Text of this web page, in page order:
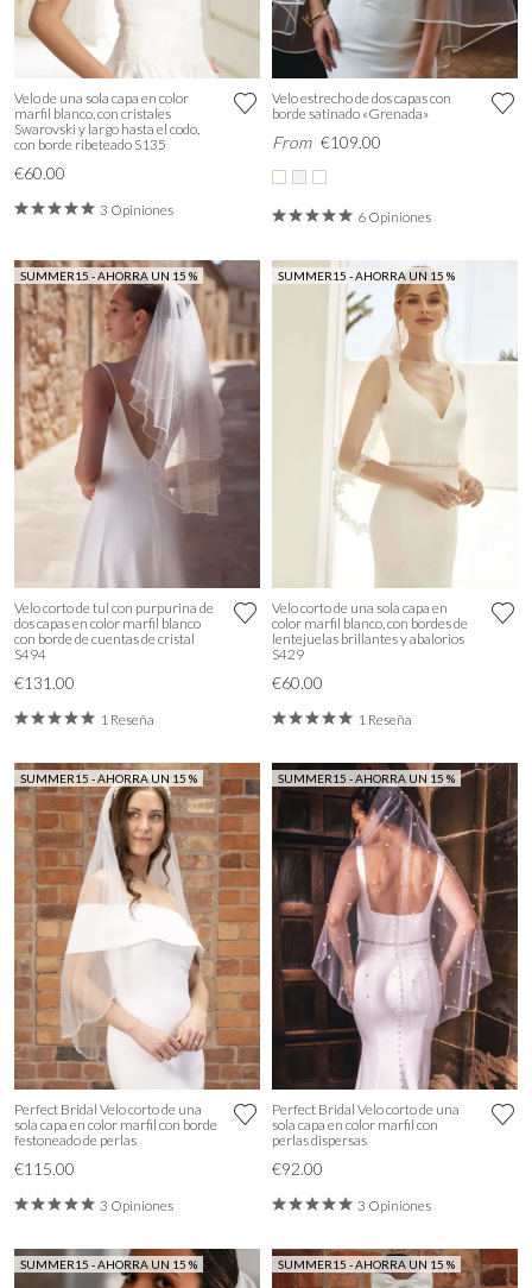
Velo de una sola capa en color
marfil blanco, con cristales
Swarovski y largo hasta el codo,
con borde ribeteado S135
€60.00
3 Opiniones
Velo estrecho de dos capas con
borde satinado «Grenada»
From €109.00
6 Opiniones
SUMMER15 - AHORRA UN 15 %
Velo corto de tul con purpurina de
dos capas en color marfil blanco
con borde de cuentas de cristal
S494
€131.00
1 Reseña
SUMMER15 - AHORRA UN 15 %
Velo corto de una sola capa en
color marfil blanco, con bordes de
lentejuelas brillantes y abalorios
S429
€60.00
1 Reseña
SUMMER15 - AHORRA UN 15 %
Perfect Bridal Velo corto de una
sola capa en color marfil con borde
festoneado de perlas
€115.00
3 Opiniones
SUMMER15 - AHORRA UN 15 %
Perfect Bridal Velo corto de una
sola capa en color marfil con
perlas dispersas
€92.00
3 Opiniones
SUMMER15 - AHORRA UN 15 % SUMMER15 - AHORRA UN 15 %